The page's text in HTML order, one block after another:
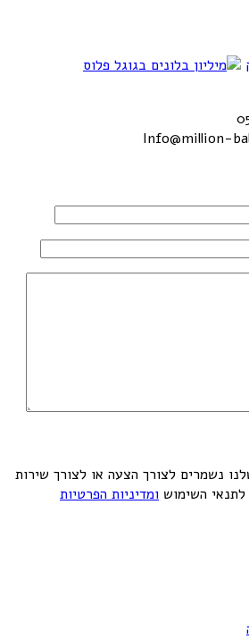
נשמרים לצורך הצעה או לצורך שירות
השימוש ומדיניות הפרטיות